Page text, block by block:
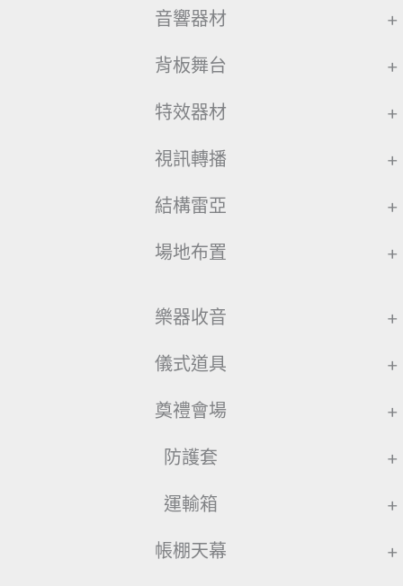
音響器材 +
背板舞台 +
特效器材 +
視訊轉播 +
結構雷亞 +
場地布置 +
樂器收音 +
儀式道具 +
奠禮會場 +
防護套 +
運輸箱 +
帳棚天幕 +